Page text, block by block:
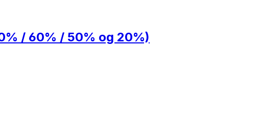
/ 60% / 50% og 20%)